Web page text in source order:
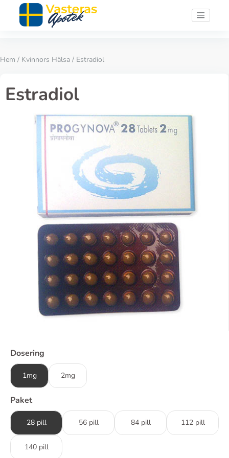
Hem / Kvinnors Hälsa / Estradiol
Estradiol
Dosering
1mg 2mg
Paket
28 pill 56 pill 84 pill 112 pill
140 pill